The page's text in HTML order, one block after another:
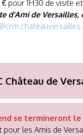
pour 1H30 de visite
d’Ami de
Château de
se termineront le
pour les Amis de